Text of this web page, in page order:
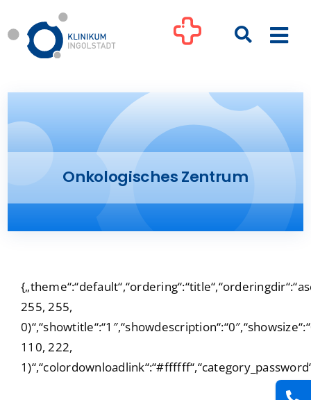
Inhalt
springen
Kliniken
Ihre Gesundheit
Patienten & Besucher
Pflege
Unternehmen
Presse
Kontakt
Onkologisches Zentrum
255, 255,
110, 222,